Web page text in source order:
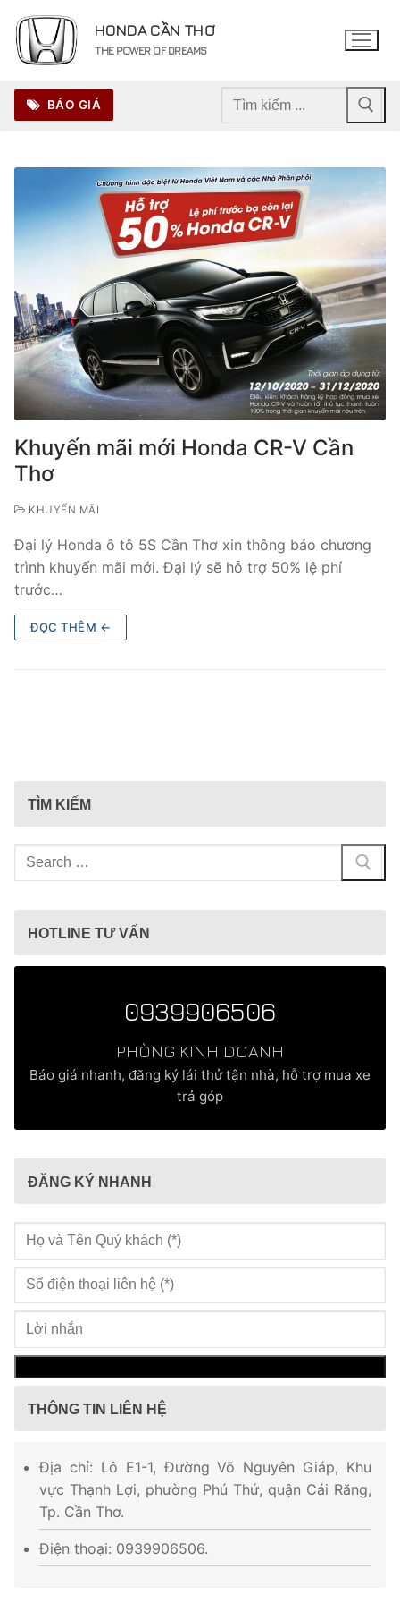
đến
nội
HONDA CẦN THƠ
THE POWER OF DREAMS
BÁO GIÁ
Tìm
Khuyến mãi mới Honda CR-V Cần
Thơ
KHUYẾN MÃI
Đại lý Honda ô tô 5S Cần Thơ xin thông báo chương
trình khuyến mãi mới. Đại lý sẽ hỗ trợ 50% lệ phí
trước…
ĐỌC THÊM ←
TÌM KIẾM
Tìm
kiếm
HOTLINE TƯ VẤN
0939906506
PHÒNG KINH DOANH
Báo giá nhanh, đăng ký lái thử tận nhà, hỗ trợ mua xe
trả góp
ĐĂNG KÝ NHANH
THÔNG TIN LIÊN HỆ
Địa chỉ: Lô E1-1, Đường Võ Nguyên Giáp, Khu
vực Thạnh Lợi, phường Phú Thứ, quận Cái Răng,
Tp. Cần Thơ.
Điện thoại: 0939906506.